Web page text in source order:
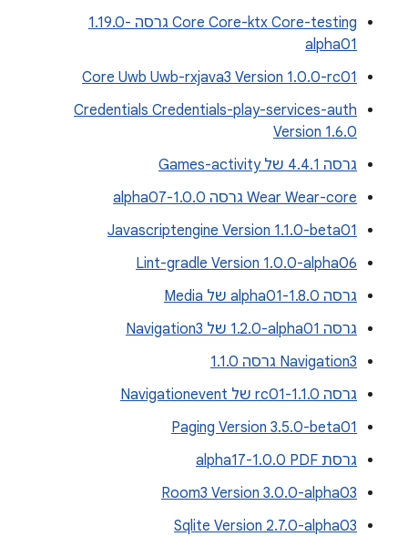
Core Core-ktx Core-testing גרסה ‎1.19.0-
alpha01
Core Uwb Uwb-rxjava3 Version 1.0.0-rc01
Credentials Credentials-play-services-auth
Version 1.6.0
גרסה 4.4.1 של Games-activity
Wear Wear-core גרסה 1.0.0-alpha07
Javascriptengine Version 1.1.0-beta01
Lint-gradle Version 1.0.0-alpha06
גרסה 1.8.0-alpha01 של Media
גרסה ‎1.2.0-alpha01 של Navigation3
Navigation3 גרסה 1.1.0
גרסה 1.1.0-rc01 של Navigationevent
Paging Version 3.5.0-beta01
גרסת PDF‏ 1.0.0-alpha17
Room3 Version 3.0.0-alpha03
Sqlite Version 2.7.0-alpha03